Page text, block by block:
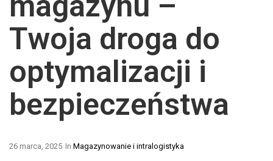
Twoja droga do
optymalizacji i
bezpieczeństwa
In Magazynowanie i intralogistyka
26 marca, 2025